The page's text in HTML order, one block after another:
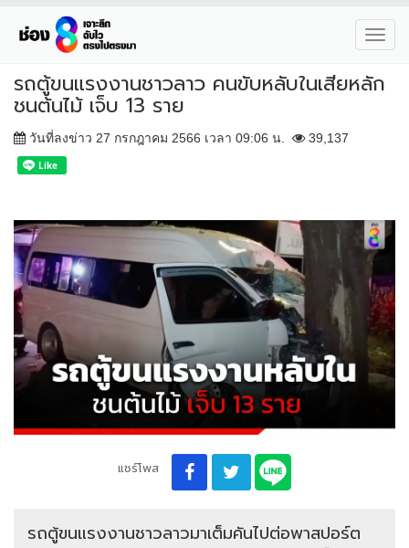
รถตู้ขนแรงงานชาวลาว คนขับหลับในเสียหลัก
ชนต้นไม้ เจ็บ 13 ราย
วันที่ลงข่าว 27 กรกฎาคม 2566 เวลา 09:06 น. 39,137
แชร์โพส
รถตู้ขนแรงงานชาวลาวมาเต็มคันไปต่อพาสปอร์ต